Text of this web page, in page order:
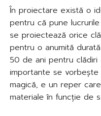
În proiectare există o
pentru că pune
se proiectează orice
pentru o anumită
50 de ani pentru
importante se
magică, e un reper
materiale în funcție de